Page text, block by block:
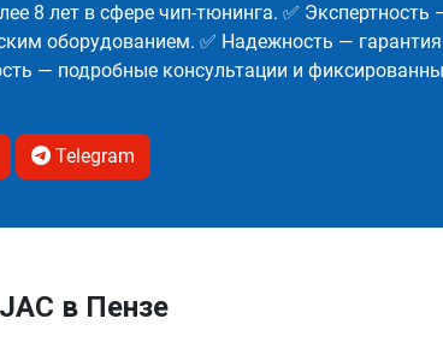
8 лет в сфере чип-тюнинга. ✅
оборудованием. ✅ Надежность —
— подробные консультации и
Telegram
в Пензе